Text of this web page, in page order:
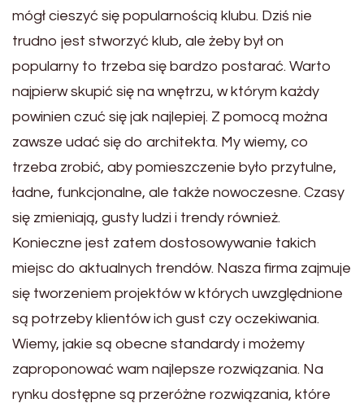
mógł cieszyć się popularnością klubu. Dziś nie
trudno jest stworzyć klub, ale żeby był on
popularny to trzeba się bardzo postarać. Warto
najpierw skupić się na wnętrzu, w którym każdy
powinien czuć się jak najlepiej. Z pomocą można
zawsze udać się do architekta. My wiemy, co
trzeba zrobić, aby pomieszczenie było przytulne,
ładne, funkcjonalne, ale także nowoczesne. Czasy
się zmieniają, gusty ludzi i trendy również.
Konieczne jest zatem dostosowywanie takich
miejsc do aktualnych trendów. Nasza firma zajmuje
się tworzeniem projektów w których uwzględnione
są potrzeby klientów ich gust czy oczekiwania.
Wiemy, jakie są obecne standardy i możemy
zaproponować wam najlepsze rozwiązania. Na
rynku dostępne są przeróżne rozwiązania, które